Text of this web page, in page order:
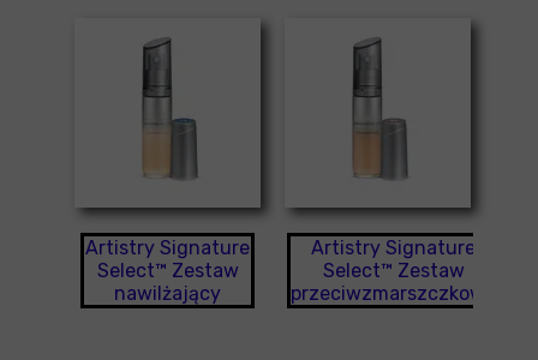
Artistry Signature
Select™ Zestaw
przeciwzmarszczkowy
Artistry Signature
Select™ Zestaw
nawilżający